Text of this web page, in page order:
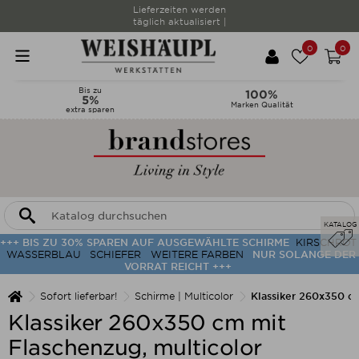
Lieferzeiten werden
täglich aktualisiert |
0 0
Bis zu
5%
extra sparen
100%
Marken Qualität
+++ BIS ZU 30% SPAREN AUF AUSGEWÄHLTE SCHIRME KIRSCHROT
WASSERBLAU
SCHIEFER WEITERE FARBEN
NUR SOLANGE DER
VORRAT REICHT +++
Sofort lieferbar! Schirme | Multicolor Klassiker 260x350
Klassiker 260x350 cm mit
Flaschenzug, multicolor
KATALOG